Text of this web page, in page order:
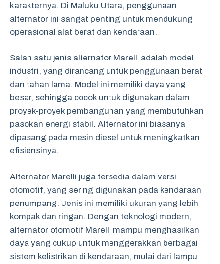
karakternya. Di Maluku Utara, penggunaan
alternator ini sangat penting untuk mendukung
operasional alat berat dan kendaraan.
Salah satu jenis alternator Marelli adalah model
industri, yang dirancang untuk penggunaan berat
dan tahan lama. Model ini memiliki daya yang
besar, sehingga cocok untuk digunakan dalam
proyek-proyek pembangunan yang membutuhkan
pasokan energi stabil. Alternator ini biasanya
dipasang pada mesin diesel untuk meningkatkan
efisiensinya.
Alternator Marelli juga tersedia dalam versi
otomotif, yang sering digunakan pada kendaraan
penumpang. Jenis ini memiliki ukuran yang lebih
kompak dan ringan. Dengan teknologi modern,
alternator otomotif Marelli mampu menghasilkan
daya yang cukup untuk menggerakkan berbagai
sistem kelistrikan di kendaraan, mulai dari lampu